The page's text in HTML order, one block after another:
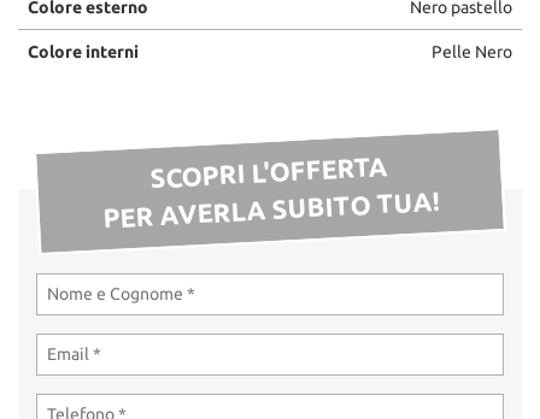
Colore esterno Nero pastello
Colore interni Pelle Nero
SCOPRI L'OFFERTA
PER AVERLA SUBITO TUA!